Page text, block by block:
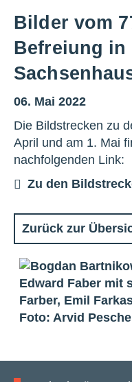
Bilder vom
Befreiung in
06. Mai 2022
Die Bildstrecken zu
April und am 1. Mai
nachfolgenden Link:
Zu den
Zurück zur